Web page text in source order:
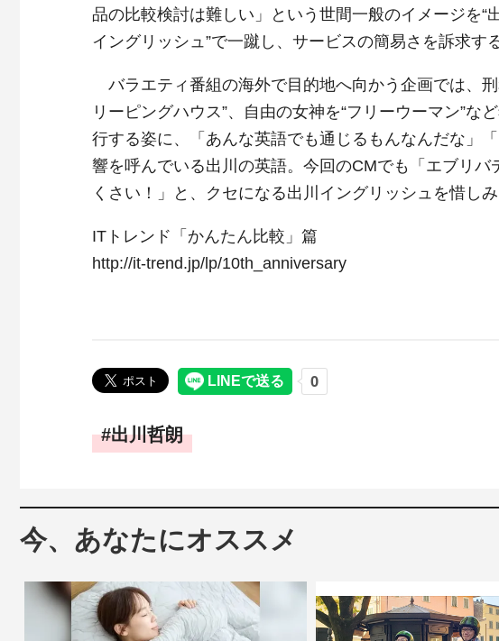
品の比較検討は難しい」という世間一般のイメージを“
イングリッシュ”で一蹴し、サービスの簡易さを訴求す
バラエティ番組の海外で目的地へ向かう企画では、刑
リーピングハウス”、自由の女神を“フリーウーマン”
行する姿に、「あんな英語でも通じるもんなんだな」
響を呼んでいる出川の英語。今回のCMでも「エブリ
くさい！」と、クセになる出川イングリッシュを惜し
ITトレンド「かんたん比較」篇
http://it-trend.jp/lp/10th_anniversary
出川哲朗
今、あなたにオススメ